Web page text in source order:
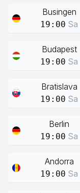
Busingen
19:00 Sa
Budapest
19:00 Sa
Bratislava
19:00 Sa
Berlin
19:00 Sa
Andorra
19:00 Sa